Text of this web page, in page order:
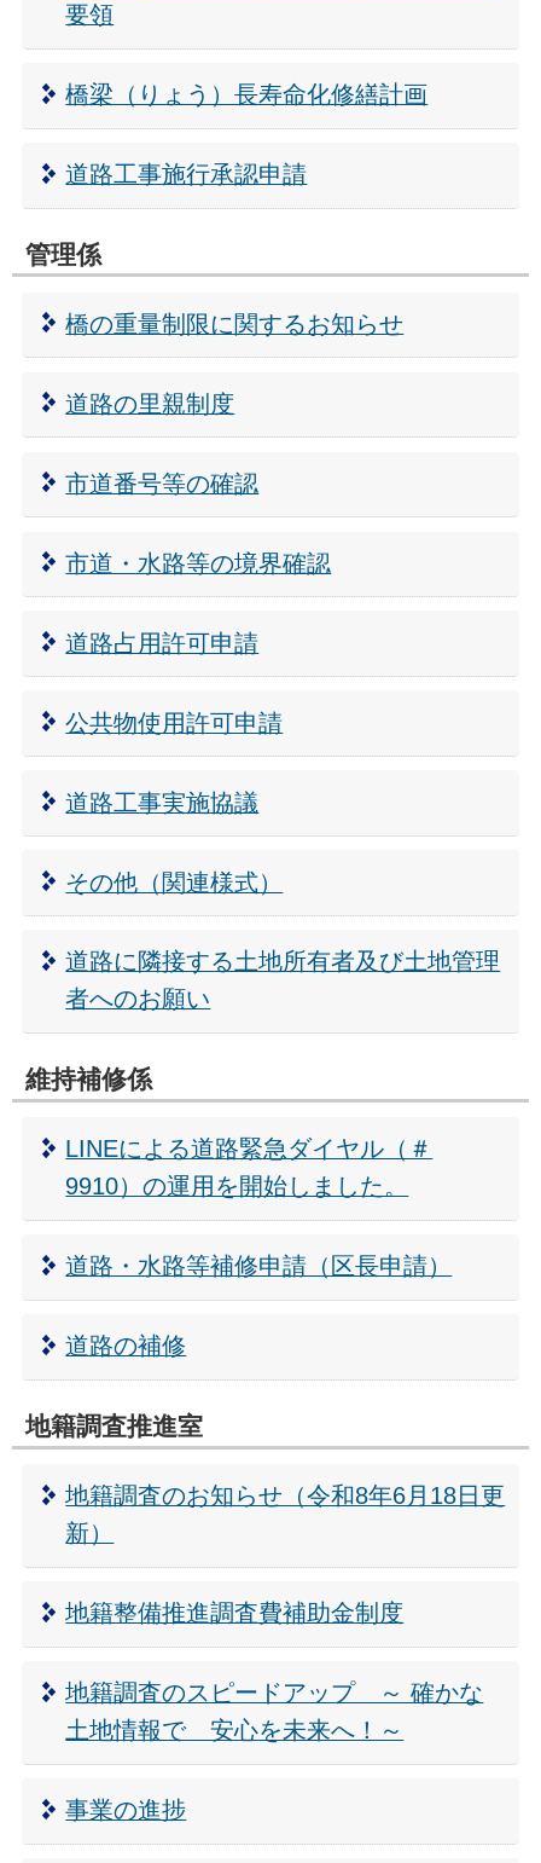
要領
橋梁（りょう）長寿命化修繕計画
道路工事施行承認申請
管理係
橋の重量制限に関するお知らせ
道路の里親制度
市道番号等の確認
市道・水路等の境界確認
道路占用許可申請
公共物使用許可申請
道路工事実施協議
その他（関連様式）
道路に隣接する土地所有者及び土地管理
者へのお願い
維持補修係
LINEによる道路緊急ダイヤル（＃
9910）の運用を開始しました。
道路・水路等補修申請（区長申請）
道路の補修
地籍調査推進室
地籍調査のお知らせ（令和8年6月18日更
新）
地籍整備推進調査費補助金制度
地籍調査のスピードアップ ～ 確かな
土地情報で 安心を未来へ！～
事業の進捗